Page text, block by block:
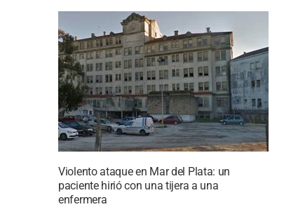
Violento ataque en Mar del Plata: un
paciente hirió con una tijera a una
enfermera